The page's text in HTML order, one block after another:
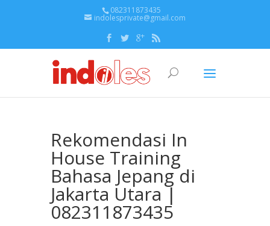
082311873435
indolesprivate@gmail.com
Rekomendasi In
House Training
Bahasa Jepang di
Jakarta Utara |
082311873435